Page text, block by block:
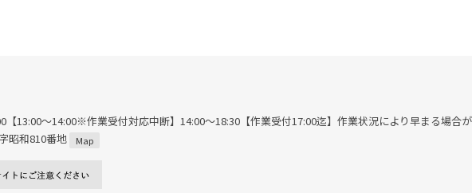
【13:00～14:00※作業受付対応中断】14:00～18:30【作業受付17:00迄】作業状況により早まる場合が
昭和810番地
Map